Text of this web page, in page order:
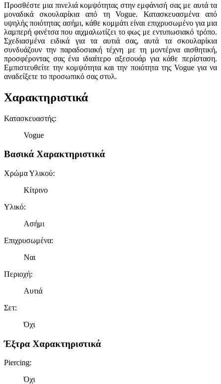
Προσθέστε μια πινελιά κομψότητας στην εμφάνισή σας με αυτά τα
μοναδικά σκουλαρίκια από τη Vogue. Κατασκευασμένα από
υψηλής ποιότητας ασήμι, κάθε κομμάτι είναι επιχρυσωμένο για μια
λαμπερή φινέτσα που αιχμαλωτίζει το φως με εντυπωσιακό τρόπο.
Σχεδιασμένα ειδικά για τα αυτιά σας, αυτά τα σκουλαρίκια
συνδυάζουν την παραδοσιακή τέχνη με τη μοντέρνα αισθητική,
προσφέροντας σας ένα ιδιαίτερο αξεσουάρ για κάθε περίσταση.
Εμπιστευθείτε την κομψότητα και την ποιότητα της Vogue για να
αναδείξετε το προσωπικό σας στυλ.
Χαρακτηριστικά
Κατασκευαστής:
Vogue
Βασικά Χαρακτηριστικά
Χρώμα Υλικού:
Κίτρινο
Υλικό:
Ασήμι
Επιχρυσωμένα:
Ναι
Περιοχή:
Αυτιά
Σετ:
Όχι
Έξτρα Χαρακτηριστικά
Piercing:
Όχι